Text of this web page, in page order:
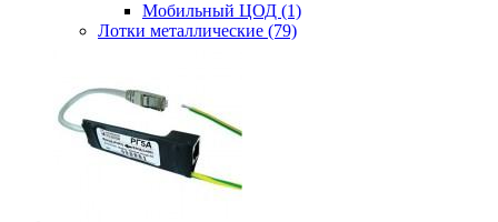
Мобильный ЦОД (1)
Лотки металлические (79)